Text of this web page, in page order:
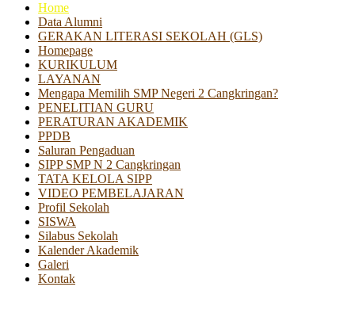
Home
Data Alumni
GERAKAN LITERASI SEKOLAH (GLS)
Homepage
KURIKULUM
LAYANAN
Mengapa Memilih SMP Negeri 2 Cangkringan?
PENELITIAN GURU
PERATURAN AKADEMIK
PPDB
Saluran Pengaduan
SIPP SMP N 2 Cangkringan
TATA KELOLA SIPP
VIDEO PEMBELAJARAN
Profil Sekolah
SISWA
Silabus Sekolah
Kalender Akademik
Galeri
Kontak